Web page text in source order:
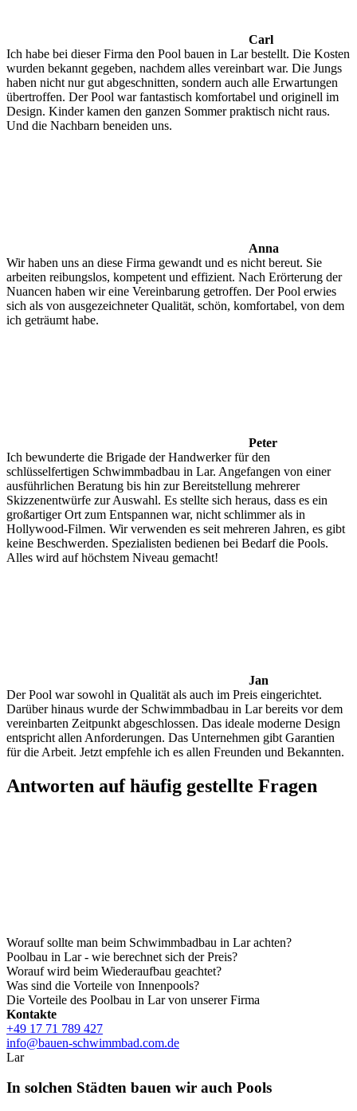
Carl
Ich habe bei dieser Firma den Pool bauen in Lar bestellt. Die Kosten
wurden bekannt gegeben, nachdem alles vereinbart war. Die Jungs
haben nicht nur gut abgeschnitten, sondern auch alle Erwartungen
übertroffen. Der Pool war fantastisch komfortabel und originell im
Design. Kinder kamen den ganzen Sommer praktisch nicht raus.
Und die Nachbarn beneiden uns.
Anna
Wir haben uns an diese Firma gewandt und es nicht bereut. Sie
arbeiten reibungslos, kompetent und effizient. Nach Erörterung der
Nuancen haben wir eine Vereinbarung getroffen. Der Pool erwies
sich als von ausgezeichneter Qualität, schön, komfortabel, von dem
ich geträumt habe.
Peter
Ich bewunderte die Brigade der Handwerker für den
schlüsselfertigen Schwimmbadbau in Lar. Angefangen von einer
ausführlichen Beratung bis hin zur Bereitstellung mehrerer
Skizzenentwürfe zur Auswahl. Es stellte sich heraus, dass es ein
großartiger Ort zum Entspannen war, nicht schlimmer als in
Hollywood-Filmen. Wir verwenden es seit mehreren Jahren, es gibt
keine Beschwerden. Spezialisten bedienen bei Bedarf die Pools.
Alles wird auf höchstem Niveau gemacht!
Jan
Der Pool war sowohl in Qualität als auch im Preis eingerichtet.
Darüber hinaus wurde der Schwimmbadbau in Lar bereits vor dem
vereinbarten Zeitpunkt abgeschlossen. Das ideale moderne Design
entspricht allen Anforderungen. Das Unternehmen gibt Garantien
für die Arbeit. Jetzt empfehle ich es allen Freunden und Bekannten.
Antworten auf häufig gestellte Fragen
Worauf sollte man beim Schwimmbadbau in Lar achten?
Poolbau in Lar - wie berechnet sich der Preis?
Worauf wird beim Wiederaufbau geachtet?
Was sind die Vorteile von Innenpools?
Die Vorteile des Poolbau in Lar von unserer Firma
Kontakte
+49 17 71 789 427
info@bauen-schwimmbad.com.de
Lar
In solchen Städten bauen wir auch Pools